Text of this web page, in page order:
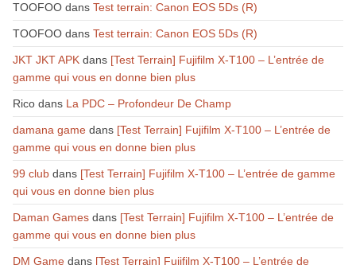
TOOFOOdans Test terrain: Canon EOS 5Ds (R)
TOOFOOdans Test terrain: Canon EOS 5Ds (R)
JKT JKT APKdans [Test Terrain] Fujifilm X-T100 – L’entrée de
gamme qui vous en donne bien plus
Ricodans La PDC – Profondeur De Champ
damana gamedans [Test Terrain] Fujifilm X-T100 – L’entrée de
gamme qui vous en donne bien plus
99 clubdans [Test Terrain] Fujifilm X-T100 – L’entrée de gamme
qui vous en donne bien plus
Daman Gamesdans [Test Terrain] Fujifilm X-T100 – L’entrée de
gamme qui vous en donne bien plus
DM Gamedans [Test Terrain] Fujifilm X-T100 – L’entrée de